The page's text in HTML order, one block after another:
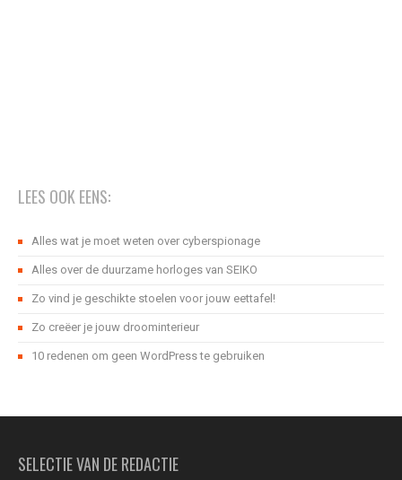
LEES OOK EENS:
Alles wat je moet weten over cyberspionage
Alles over de duurzame horloges van SEIKO
Zo vind je geschikte stoelen voor jouw eettafel!
Zo creëer je jouw droominterieur
10 redenen om geen WordPress te gebruiken
SELECTIE VAN DE REDACTIE